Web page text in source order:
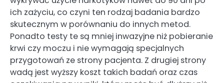
ich zażyciu, co czyni ten rodzaj badania bardzo
skutecznym w porównaniu do innych metod.
Ponadto testy te są mniej inwazyjne niż pobieranie
krwi czy moczu i nie wymagają specjalnych
przygotowań ze strony pacjenta. Z drugiej strony
wadą jest wyższy koszt takich badań oraz czas